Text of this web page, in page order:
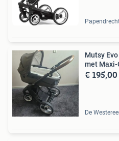
Mutsy
met Maxi-
€ 195,00
De